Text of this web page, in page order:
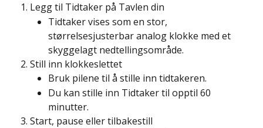
Legg til Tidtaker på Tavlen din
Tidtaker vises som en stor,
størrelsesjusterbar analog klokke med et
skyggelagt nedtellingsområde.
Still inn klokkeslettet
Bruk pilene til å stille inn tidtakeren.
Du kan stille inn Tidtaker til opptil 60
minutter.
Start, pause eller tilbakestill